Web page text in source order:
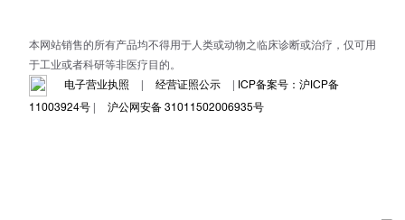
本网站销售的所有产品均不得用于人类或动物之临床诊断或治疗，仅可用
于工业或者科研等非医疗目的。
电子营业执照
| 经营证照公示 | ICP备案号：沪ICP备
11003924号 | 沪公网安备 31011502006935号